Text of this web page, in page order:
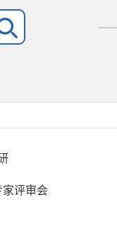
评审会